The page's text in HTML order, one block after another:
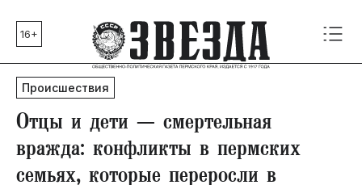
Главные темы
80 лет Победы
Молодежная столица РФ
СВО
Выборы в Пермском крае
Социальная поддержка
16+
Происшествия
Отцы и дети — смертельная
вражда: конфликты в пермских
семьях, которые переросли в